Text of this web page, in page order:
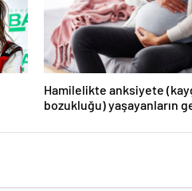
Hamilelikte anksiyete
bozukluğu) yaşayanların